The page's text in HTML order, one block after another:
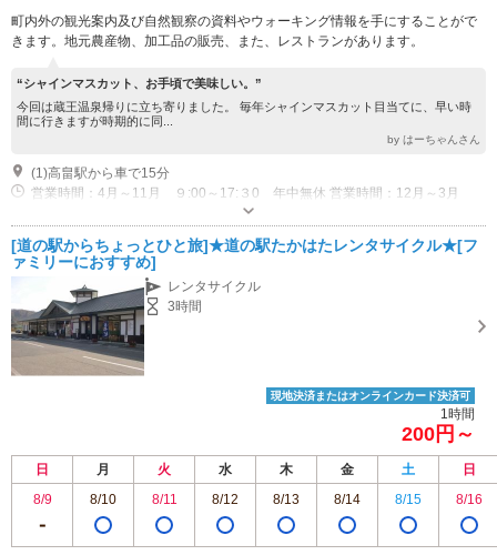
町内外の観光案内及び自然観察の資料やウォーキング情報を手にすることがで
きます。地元農産物、加工品の販売、また、レストランがあります。
“シャインマスカット、お手頃で美味しい。”
今回は蔵王温泉帰りに立ち寄りました。 毎年シャインマスカット目当てに、早い時
間に行きますが時期的に同...
by はーちゃんさん
(1)高畠駅から車で15分
営業時間：4月～11月 ９:00～17:３0 年中無休 営業時間：12月～3月
[道の駅からちょっとひと旅]★道の駅たかはたレンタサイクル★[フ
ァミリーにおすすめ]
レンタサイクル
3時間
現地決済またはオンラインカード決済可
1時間
200円～
日 月 火 水 木 金 土
日
8/9
8/10 8/11 8/12 8/13 8/14 8/15 8/16